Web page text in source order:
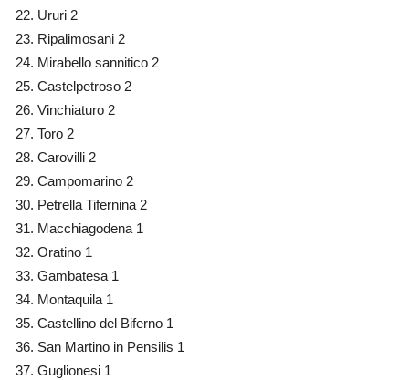
Ururi 2
Ripalimosani 2
Mirabello sannitico 2
Castelpetroso 2
Vinchiaturo 2
Toro 2
Carovilli 2
Campomarino 2
Petrella Tifernina 2
Macchiagodena 1
Oratino 1
Gambatesa 1
Montaquila 1
Castellino del Biferno 1
San Martino in Pensilis 1
Guglionesi 1